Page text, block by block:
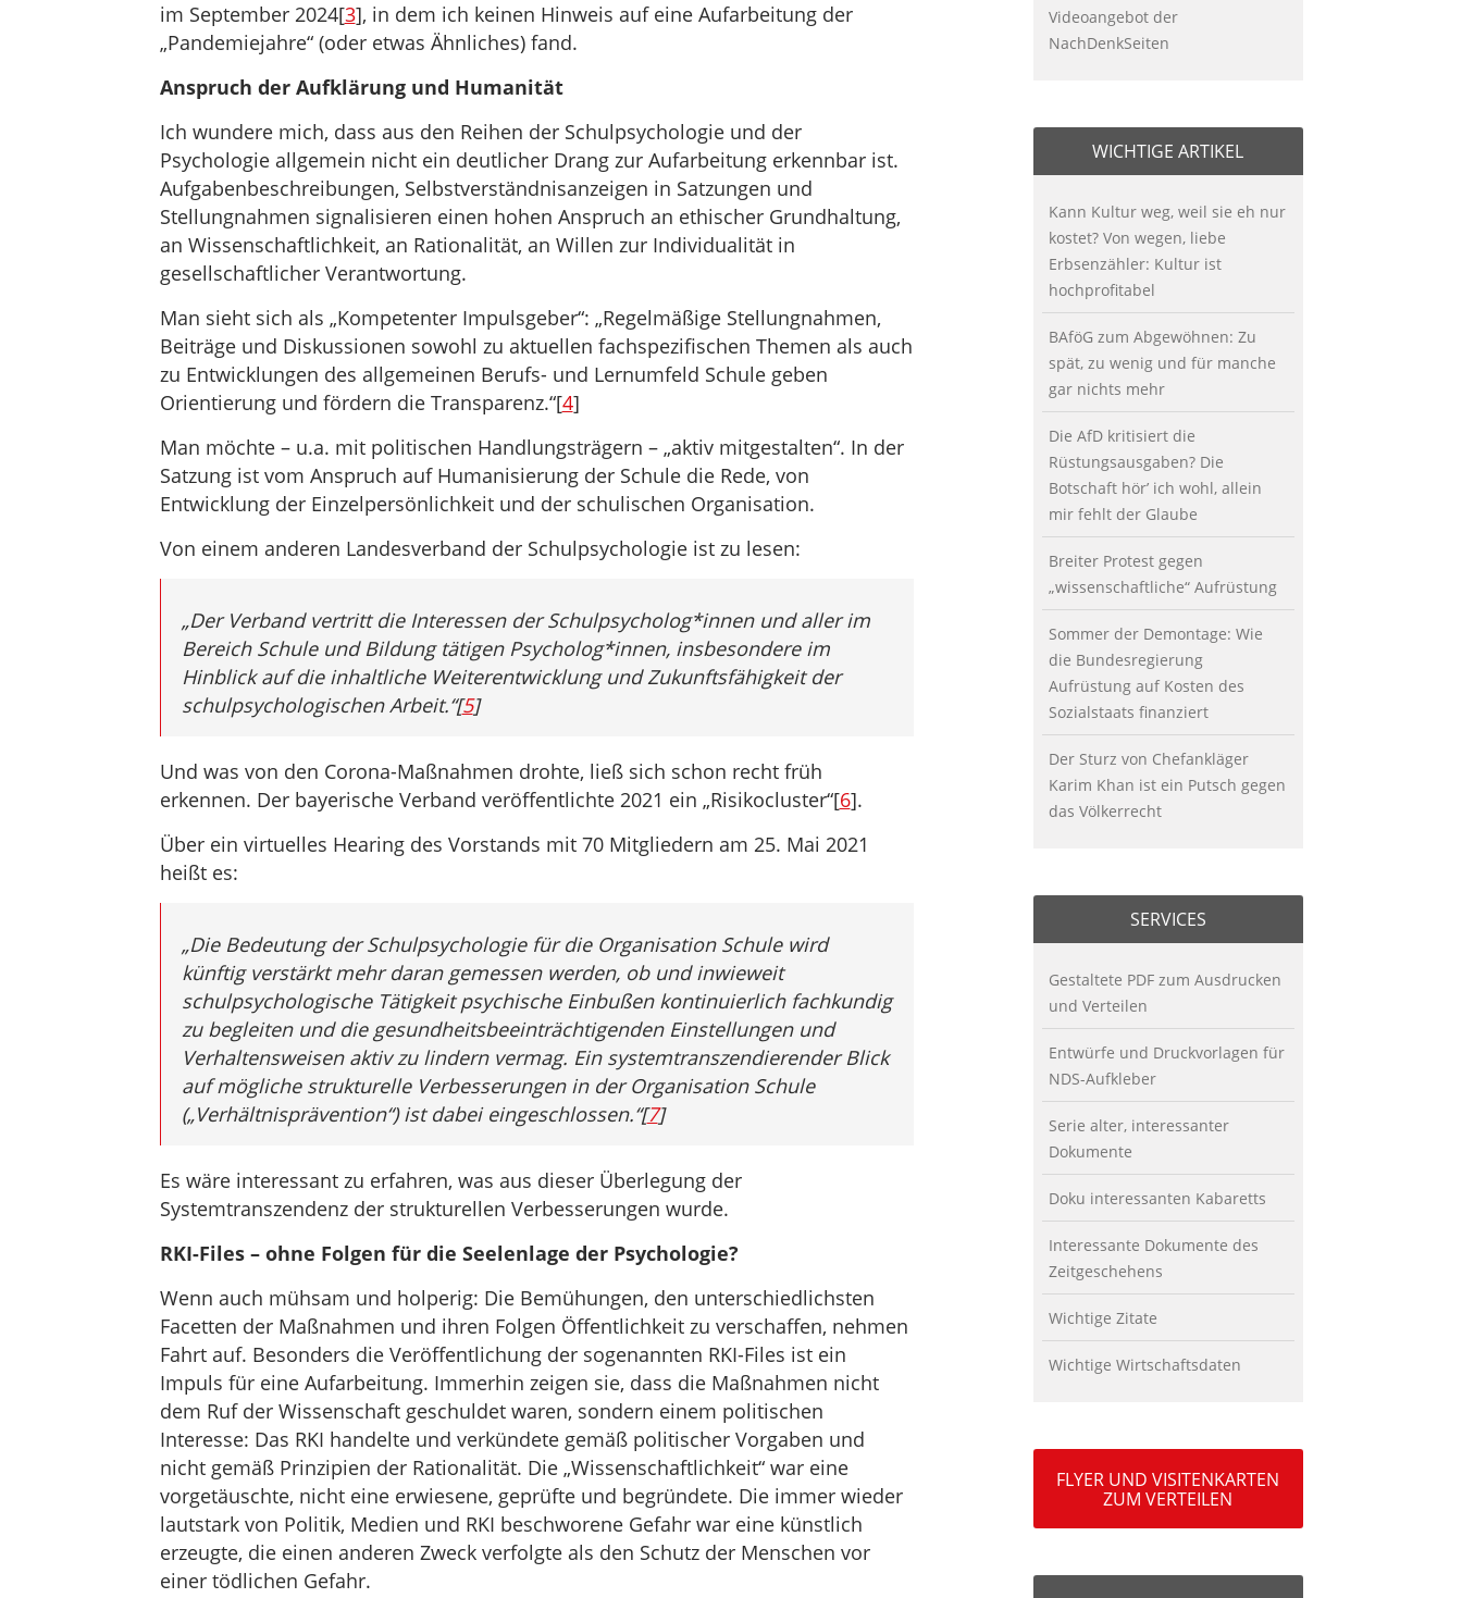
im September 2024[3], in dem ich keinen Hinweis auf eine Aufarbeitung der
„Pandemiejahre“ (oder etwas Ähnliches) fand.
Anspruch der Aufklärung und Humanität
Ich wundere mich, dass aus den Reihen der Schulpsychologie und der
Psychologie allgemein nicht ein deutlicher Drang zur Aufarbeitung erkennbar ist.
Aufgabenbeschreibungen, Selbstverständnisanzeigen in Satzungen und
Stellungnahmen signalisieren einen hohen Anspruch an ethischer Grundhaltung,
an Wissenschaftlichkeit, an Rationalität, an Willen zur Individualität in
gesellschaftlicher Verantwortung.
Man sieht sich als „Kompetenter Impulsgeber“: „Regelmäßige Stellungnahmen,
Beiträge und Diskussionen sowohl zu aktuellen fachspezifischen Themen als auch
zu Entwicklungen des allgemeinen Berufs- und Lernumfeld Schule geben
Orientierung und fördern die Transparenz.“[4]
Man möchte – u.a. mit politischen Handlungsträgern – „aktiv mitgestalten“. In der
Satzung ist vom Anspruch auf Humanisierung der Schule die Rede, von
Entwicklung der Einzelpersönlichkeit und der schulischen Organisation.
Von einem anderen Landesverband der Schulpsychologie ist zu lesen:
„Der Verband vertritt die Interessen der Schulpsycholog*innen und aller im
Bereich Schule und Bildung tätigen Psycholog*innen, insbesondere im
Hinblick auf die inhaltliche Weiterentwicklung und Zukunftsfähigkeit der
schulpsychologischen Arbeit.“[5]
Und was von den Corona-Maßnahmen drohte, ließ sich schon recht früh
erkennen. Der bayerische Verband veröffentlichte 2021 ein „Risikocluster“[6].
Über ein virtuelles Hearing des Vorstands mit 70 Mitgliedern am 25. Mai 2021
heißt es:
„Die Bedeutung der Schulpsychologie für die Organisation Schule wird
künftig verstärkt mehr daran gemessen werden, ob und inwieweit
schulpsychologische Tätigkeit psychische Einbußen kontinuierlich fachkundig
zu begleiten und die gesundheitsbeeinträchtigenden Einstellungen und
Verhaltensweisen aktiv zu lindern vermag. Ein systemtranszendierender Blick
auf mögliche strukturelle Verbesserungen in der Organisation Schule
(„Verhältnisprävention“) ist dabei eingeschlossen.“[7]
Es wäre interessant zu erfahren, was aus dieser Überlegung der
Systemtranszendenz der strukturellen Verbesserungen wurde.
RKI-Files – ohne Folgen für die Seelenlage der Psychologie?
Wenn auch mühsam und holperig: Die Bemühungen, den unterschiedlichsten
Facetten der Maßnahmen und ihren Folgen Öffentlichkeit zu verschaffen, nehmen
Fahrt auf. Besonders die Veröffentlichung der sogenannten RKI-Files ist ein
Impuls für eine Aufarbeitung. Immerhin zeigen sie, dass die Maßnahmen nicht
dem Ruf der Wissenschaft geschuldet waren, sondern einem politischen
Interesse: Das RKI handelte und verkündete gemäß politischer Vorgaben und
nicht gemäß Prinzipien der Rationalität. Die „Wissenschaftlichkeit“ war eine
vorgetäuschte, nicht eine erwiesene, geprüfte und begründete. Die immer wieder
lautstark von Politik, Medien und RKI beschworene Gefahr war eine künstlich
erzeugte, die einen anderen Zweck verfolgte als den Schutz der Menschen vor
einer tödlichen Gefahr.
Videoangebot der
NachDenkSeiten
WICHTIGE ARTIKEL
Kann Kultur weg, weil sie eh nur
kostet? Von wegen, liebe
Erbsenzähler: Kultur ist
hochprofitabel
BAföG zum Abgewöhnen: Zu
spät, zu wenig und für manche
gar nichts mehr
Die AfD kritisiert die
Rüstungsausgaben? Die
Botschaft hör’ ich wohl, allein
mir fehlt der Glaube
Breiter Protest gegen
„wissenschaftliche“ Aufrüstung
Sommer der Demontage: Wie
die Bundesregierung
Aufrüstung auf Kosten des
Sozialstaats finanziert
Der Sturz von Chefankläger
Karim Khan ist ein Putsch gegen
das Völkerrecht
SERVICES
Gestaltete PDF zum Ausdrucken
und Verteilen
Entwürfe und Druckvorlagen für
NDS-Aufkleber
Serie alter, interessanter
Dokumente
Doku interessanten Kabaretts
Interessante Dokumente des
Zeitgeschehens
Wichtige Zitate
Wichtige Wirtschaftsdaten
FLYER UND VISITENKARTEN
ZUM VERTEILEN